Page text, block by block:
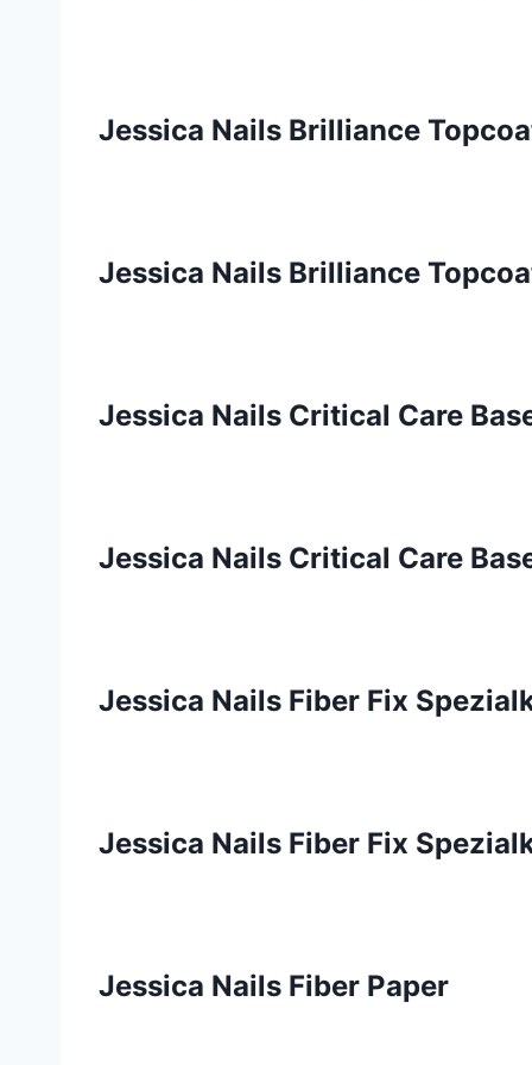
Jessica Nails Brilliance
Jessica Nails Brilliance
Jessica Nails Critical Care
Jessica Nails Critical Care
Jessica Nails Fiber Fix
Jessica Nails Fiber Fix
Jessica Nails Fiber Paper